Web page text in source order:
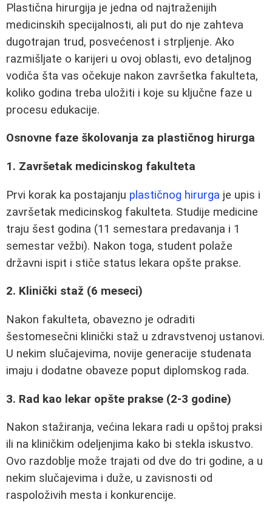
Plastična hirurgija je jedna od najtraženijih
medicinskih specijalnosti, ali put do nje zahteva
dugotrajan trud, posvećenost i strpljenje. Ako
razmišljate o karijeri u ovoj oblasti, evo detaljnog
vodiča šta vas očekuje nakon završetka fakulteta,
koliko godina treba uložiti i koje su ključne faze u
procesu edukacije.
Osnovne faze školovanja za plastičnog hirurga
1. Završetak medicinskog fakulteta
Prvi korak ka postajanju plastičnog hirurga je upis i
završetak medicinskog fakulteta. Studije medicine
traju šest godina (11 semestara predavanja i 1
semestar vežbi). Nakon toga, student polaže
državni ispit i stiče status lekara opšte prakse.
2. Klinički staž (6 meseci)
Nakon fakulteta, obavezno je odraditi
šestomesečni klinički staž u zdravstvenoj ustanovi.
U nekim slučajevima, novije generacije studenata
imaju i dodatne obaveze poput diplomskog rada.
3. Rad kao lekar opšte prakse (2-3 godine)
Nakon stažiranja, većina lekara radi u opštoj praksi
ili na kliničkim odeljenjima kako bi stekla iskustvo.
Ovo razdoblje može trajati od dve do tri godine, a u
nekim slučajevima i duže, u zavisnosti od
raspoloživih mesta i konkurencije.